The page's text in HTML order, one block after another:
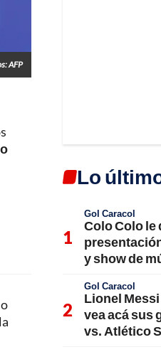
AFP
Lo
Gol Caracol
Colo Colo le
y show de
Gol Caracol
Lionel
vea acá sus
vs. Atlético